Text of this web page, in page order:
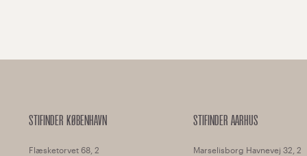
STIFINDER KØBENHAVN
Flæsketorvet 68, 2
STIFINDER AARHUS
Marselisborg Havnevej 32, 2